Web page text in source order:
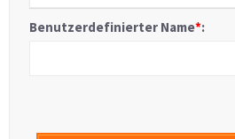
Benutzerdefinierter Name*: